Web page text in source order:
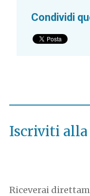
Condividi
Iscriviti
Riceverai